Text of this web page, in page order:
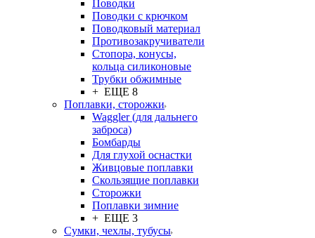
Поводки
Поводки с крючком
Поводковый материал
Противозакручиватели
Стопора, конусы,
кольца силиконовые
Трубки обжимные
+ ЕЩЕ 8
Поплавки, сторожки
Waggler (для дальнего
заброса)
Бомбарды
Для глухой оснастки
Живцовые поплавки
Скользящие поплавки
Сторожки
Поплавки зимние
+ ЕЩЕ 3
Сумки, чехлы, тубусы